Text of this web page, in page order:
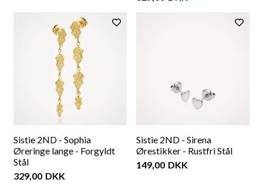
Sistie 2ND - Sophia
Øreringe lange - Forgyldt
Stål
329,00 DKK
Sistie 2ND - Sirena
Ørestikker - Rustfri Stål
149,00 DKK